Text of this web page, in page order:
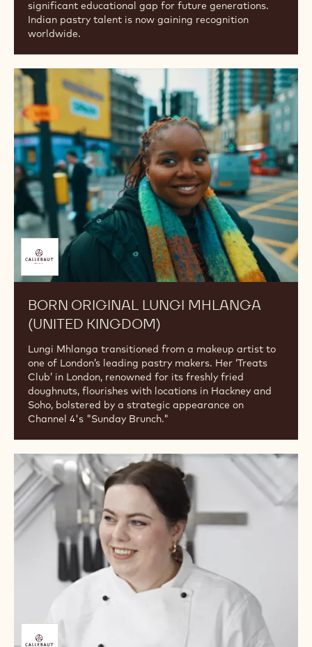
Für
Sie
BORN ORIGINAL VINESH JOHNY
(INDIA)
Fifteen years ago, dreaming of becoming a pastry
chef or chocolatier was unconventional in India, as
there were no schools to turn to. This lack prompted
Vinesh Johny to initiate change. Since then, he has
spearheaded India's pastry revolution, aiming to fill a
significant educational gap for future generations.
Indian pastry talent is now gaining recognition
worldwide.
Für
Sie
zusammengestellt
vonBORN ORIGINAL LUNGI MHLANGA
(UNITED KINGDOM)
Lungi Mhlanga transitioned from a makeup artist to
one of London’s leading pastry makers. Her ‘Treats
Club’ in London, renowned for its freshly fried
doughnuts, flourishes with locations in Hackney and
Soho, bolstered by a strategic appearance on
Channel 4's "Sunday Brunch."
BORN
MHLANGA
(UNITED
Meet